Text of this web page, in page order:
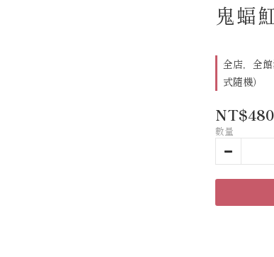
鬼蝠
全店，全
式隨機）
NT$480
數量